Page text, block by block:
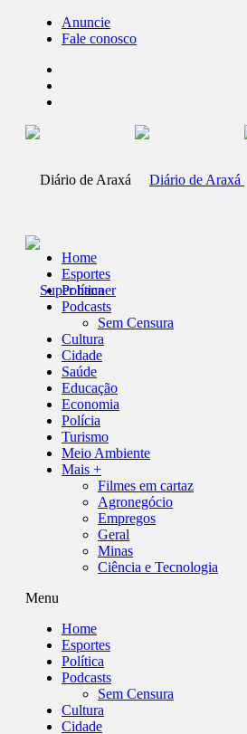
Anuncie
Fale conosco
Home
Esportes
Política
Podcasts
Sem Censura
Cultura
Cidade
Saúde
Educação
Economia
Polícia
Turismo
Meio Ambiente
Mais +
Filmes em cartaz
Agronegócio
Empregos
Geral
Minas
Ciência e Tecnologia
Menu
Home
Esportes
Política
Podcasts
Sem Censura
Cultura
Cidade